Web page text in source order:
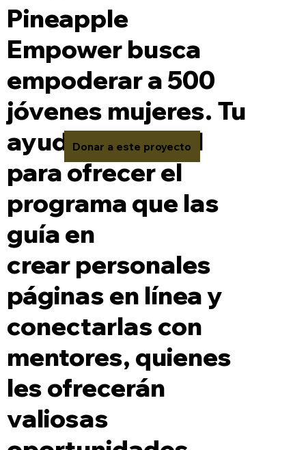
Pineapple
Empower busca
empoderar a 500
jóvenes mujeres. Tu
ayuda es crucial
para ofrecer el
programa que las
guía en
crear personales
páginas en línea y
conectarlas con
mentores, quienes
les ofrecerán
valiosas
Donar a este proyecto